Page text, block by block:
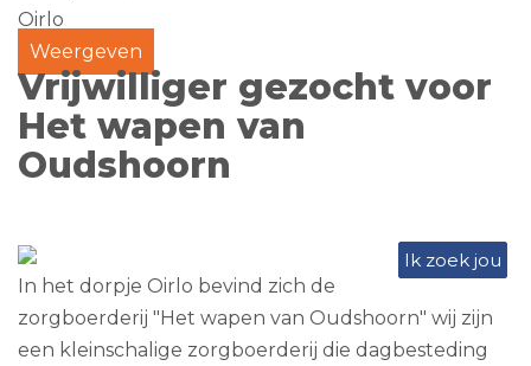
Oirlo
Weergeven
Vrijwilliger gezocht voor
Het wapen van
Oudshoorn
Ik zoek jou
In het dorpje Oirlo bevind zich de
zorgboerderij "Het wapen van Oudshoorn" wij zijn
een kleinschalige zorgboerderij die dagbesteding